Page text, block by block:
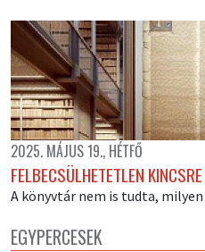
2025. MÁJUS 19., HÉTFŐ
FELBECSÜLHETETLEN
A könyvtár nem is tudta,
EGYPERCESEK